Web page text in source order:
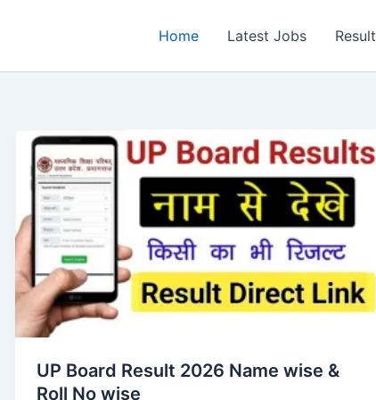
Home Latest Jobs Result
UP Board Result 2026 Name wise &
Roll No wise